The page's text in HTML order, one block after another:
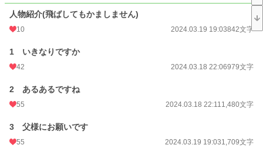
文字数 51,620
初回公開日時 2024.03.18 22:06
年間ポイント
人物紹介(飛ばしてもかましません)
10 2024.03.19 19:03842文字
1 いきなりですか
42 2024.03.18 22:06979文字
2 あるあるですね
55 2024.03.18 22:111,480文字
3 父様にお願いです
55 2024.03.19 19:031,709文字